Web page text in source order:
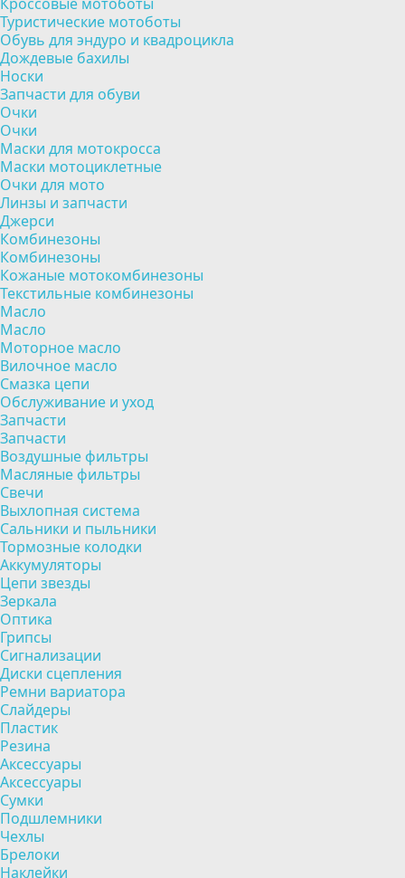
Туристические мотоботы
Обувь для эндуро и квадроцикла
Дождевые бахилы
Носки
Запчасти для обуви
Очки
Очки
Маски для мотокросса
Маски мотоциклетные
Очки для мото
Линзы и запчасти
Джерси
Комбинезоны
Комбинезоны
Кожаные мотокомбинезоны
Текстильные комбинезоны
Масло
Масло
Моторное масло
Вилочное масло
Смазка цепи
Обслуживание и уход
Запчасти
Запчасти
Воздушные фильтры
Масляные фильтры
Свечи
Выхлопная система
Сальники и пыльники
Тормозные колодки
Аккумуляторы
Цепи звезды
Зеркала
Оптика
Грипсы
Сигнализации
Диски сцепления
Ремни вариатора
Слайдеры
Пластик
Резина
Аксессуары
Аксессуары
Сумки
Подшлемники
Чехлы
Брелоки
Наклейки